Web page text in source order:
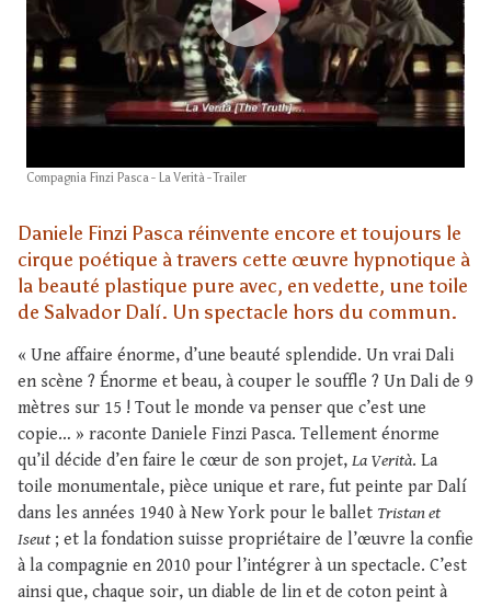
Compagnia Finzi Pasca - La Verità - Trailer
Daniele Finzi Pasca réinvente encore et toujours le
cirque poétique à travers cette œuvre hypnotique à
la beauté plastique pure avec, en vedette, une toile
de Salvador Dalí. Un spectacle hors du commun.
« Une affaire énorme, d’une beauté splendide. Un vrai Dali
en scène ? Énorme et beau, à couper le souffle ? Un Dali de 9
mètres sur 15 ! Tout le monde va penser que c’est une
copie… » raconte Daniele Finzi Pasca. Tellement énorme
qu’il décide d’en faire le cœur de son projet, La Verità. La
toile monumentale, pièce unique et rare, fut peinte par Dalí
dans les années 1940 à New York pour le ballet Tristan et
Iseut ; et la fondation suisse propriétaire de l’œuvre la confie
à la compagnie en 2010 pour l’intégrer à un spectacle. C’est
ainsi que, chaque soir, un diable de lin et de coton peint à